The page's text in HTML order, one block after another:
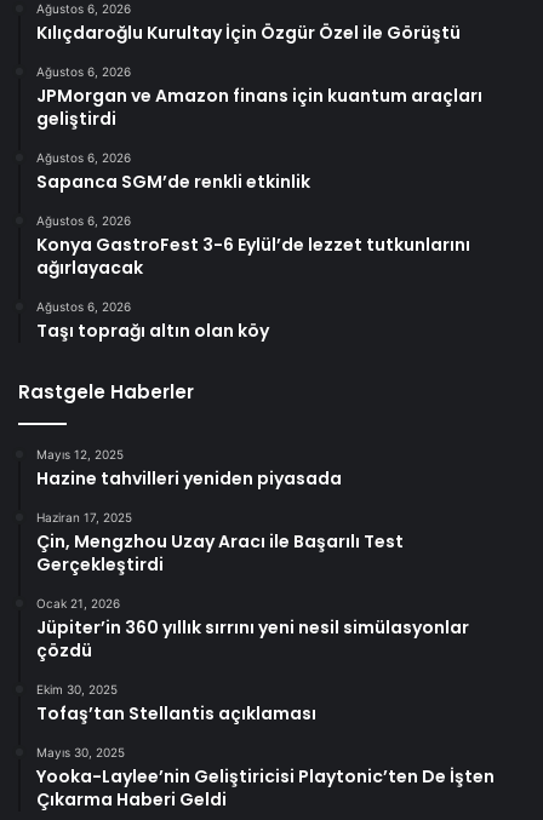
Ağustos 6, 2026
Kılıçdaroğlu Kurultay İçin Özgür Özel ile Görüştü
Ağustos 6, 2026
JPMorgan ve Amazon finans için kuantum araçları
geliştirdi
Ağustos 6, 2026
Sapanca SGM’de renkli etkinlik
Ağustos 6, 2026
Konya GastroFest 3-6 Eylül’de lezzet tutkunlarını
ağırlayacak
Ağustos 6, 2026
Taşı toprağı altın olan köy
Rastgele Haberler
Mayıs 12, 2025
Hazine tahvilleri yeniden piyasada
Haziran 17, 2025
Çin, Mengzhou Uzay Aracı ile Başarılı Test
Gerçekleştirdi
Ocak 21, 2026
Jüpiter’in 360 yıllık sırrını yeni nesil simülasyonlar
çözdü
Ekim 30, 2025
Tofaş’tan Stellantis açıklaması
Mayıs 30, 2025
Yooka-Laylee’nin Geliştiricisi Playtonic’ten De İşten
Çıkarma Haberi Geldi